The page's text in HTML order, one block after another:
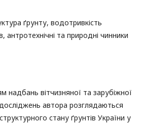
ґрунту, водотривкість
антротехнічні та природні чинники
надбань вітчизняної та зарубіжної
досліджень автора розглядаються
стану ґрунтів України у